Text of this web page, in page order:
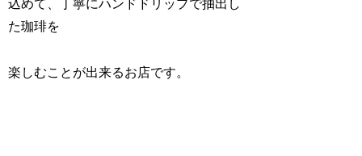
込めて、丁寧にハンドドリップで抽出し
た珈琲を
楽しむことが出来るお店です。